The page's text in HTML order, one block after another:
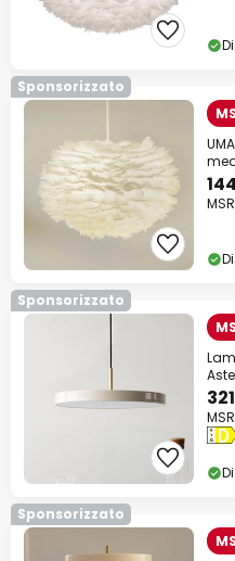
Sponsorizzato
Sponsorizzato
43
Sponsorizzato